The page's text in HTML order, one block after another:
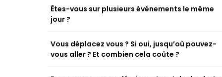
Êtes-vous sur plusieurs événements le même
jour ?
Vous déplacez vous ? Si oui, jusqu’où pouvez-
vous aller ? Et combien cela coûte ?